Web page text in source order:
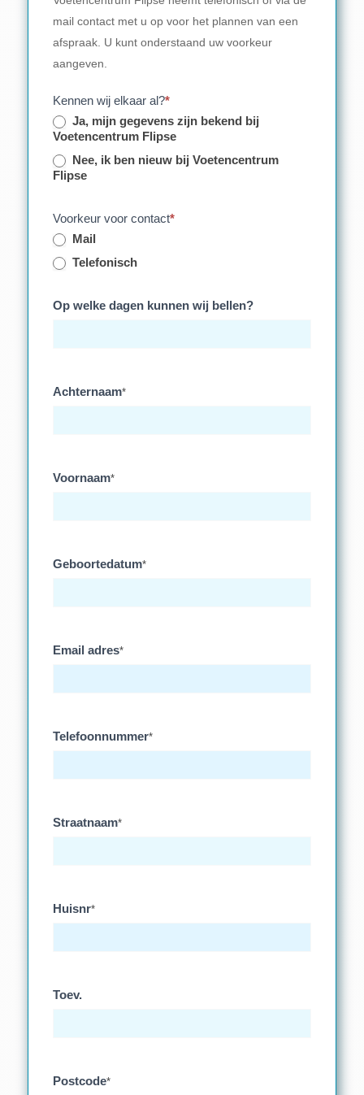
mail contact met u op voor het plannen van een
afspraak. U kunt onderstaand uw voorkeur
aangeven.
Kennen wij elkaar al?*
Ja, mijn gegevens zijn bekend bij
Voetencentrum Flipse
Nee, ik ben nieuw bij Voetencentrum
Flipse
Voorkeur voor contact*
Mail
Telefonisch
Op welke dagen kunnen wij bellen?
Achternaam*
Voornaam*
Geboortedatum*
Email adres*
Telefoonnummer*
Straatnaam*
Huisnr*
Toev.
Postcode*